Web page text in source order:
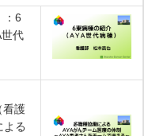
：6
代
看護
よる